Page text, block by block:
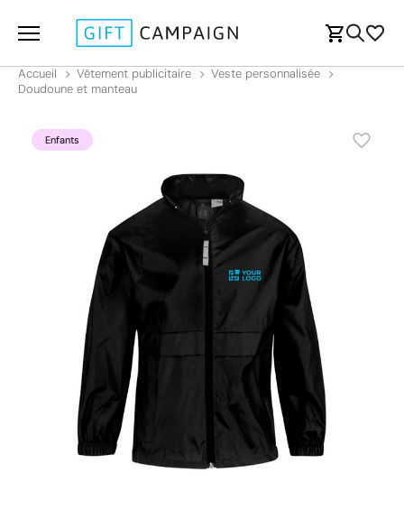
Accueil Vêtement publicitaire
Veste personnalisée
Doudoune et manteau
Enfants